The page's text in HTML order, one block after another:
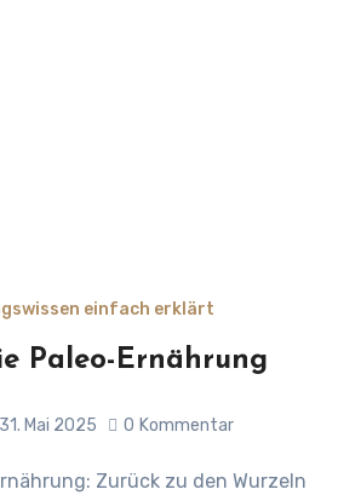
einfach erklärt
Paleo-Ernährung
31. Mai 2025 0 Kommentar